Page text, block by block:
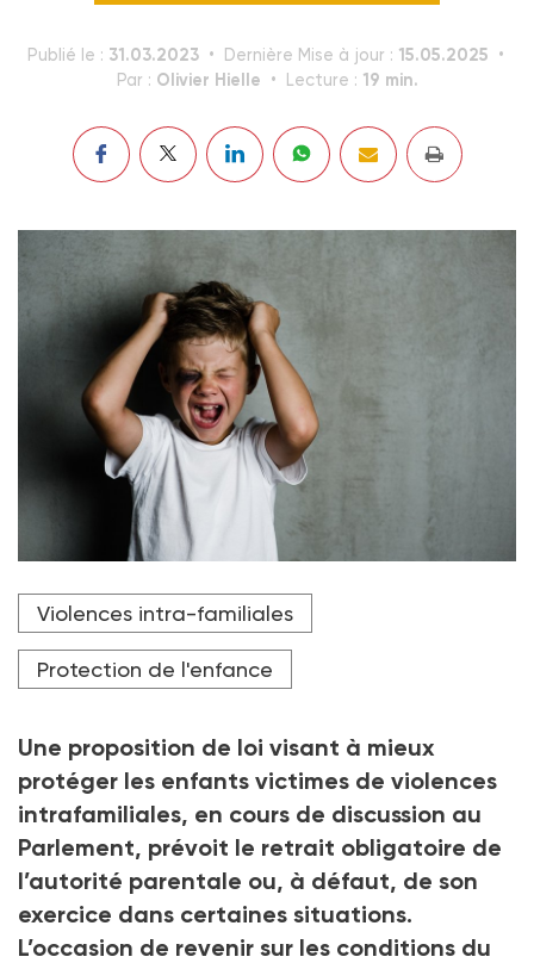
Publié le : 31.03.2023 Dernière Mise à jour : 15.05.2025
Par : Olivier Hielle Lecture : 19 min.
Crédit photo Ermolaev Alexandr - stock.adobe.
Violences intra-familiales
Protection de l'enfance
Une proposition de loi visant à mieux
protéger les enfants victimes de violences
intrafamiliales, en cours de discussion au
Parlement, prévoit le retrait obligatoire de
l’autorité parentale ou, à défaut, de son
exercice dans certaines situations.
L’occasion de revenir sur les conditions du